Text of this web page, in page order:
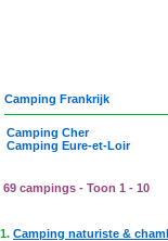
Camping Frankrijk
Camping Cher
Camping Eure-et-Loir
69 campings - Toon 1 - 10
1. Camping naturiste &